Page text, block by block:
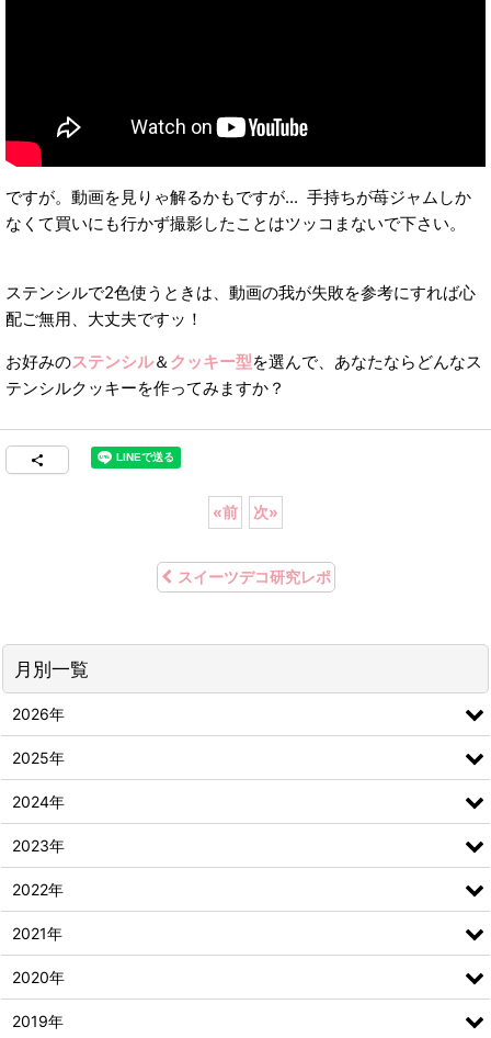
ですが。動画を見りゃ解るかもですが... 手持ちが苺ジャムしか
なくて買いにも行かず撮影したことはツッコまないで下さい。
ステンシルで2色使うときは、動画の我が失敗を参考にすれば心
配ご無用、大丈夫ですッ！
お好みのステンシル＆クッキー型を選んで、あなたならどんなス
テンシルクッキーを作ってみますか？
«前 次»
スイーツデコ研究レポ
月別一覧
2026年
2025年
2024年
2023年
2022年
2021年
2020年
2019年